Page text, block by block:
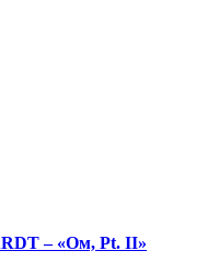
– «Ом, Pt. II»